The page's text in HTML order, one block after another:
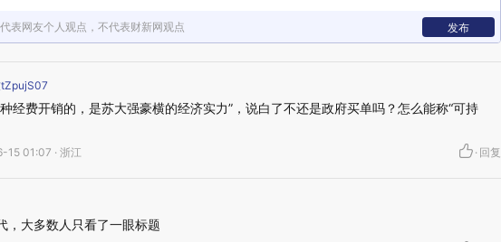
表网友个人观点，不代表财新网观点 发布
经费开销的，是苏大强豪横的经济实力”，说白了不还是政府买单吗？怎么能称“可持
01:07 · 浙江 · 回复
，大多数人只看了一眼标题